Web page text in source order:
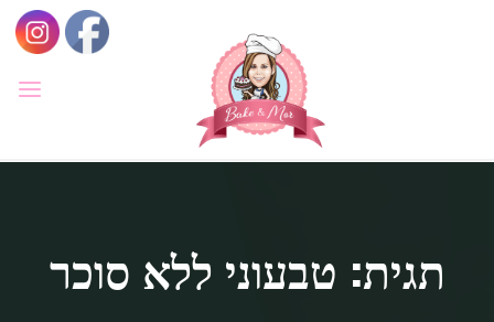
MOR
הולדת,תגית: טבעוני ללא סוכר